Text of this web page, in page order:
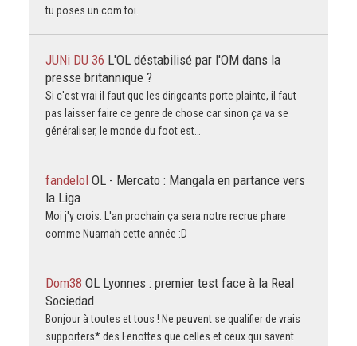
tu poses un com toi.
JUNi DU 36 L'OL déstabilisé par l'OM dans la
presse britannique ?
Si c'est vrai il faut que les dirigeants porte plainte, il faut
pas laisser faire ce genre de chose car sinon ça va se
généraliser, le monde du foot est…
fandelol OL - Mercato : Mangala en partance vers
la Liga
Moi j'y crois. L'an prochain ça sera notre recrue phare
comme Nuamah cette année :D
Dom38 OL Lyonnes : premier test face à la Real
Sociedad
Bonjour à toutes et tous ! Ne peuvent se qualifier de vrais
supporters* des Fenottes que celles et ceux qui savent